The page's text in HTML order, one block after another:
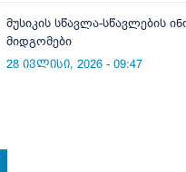
მუსიკის სწავლა-სწავლების
მიდგომები
28 ივლისი, 2026 - 09:47